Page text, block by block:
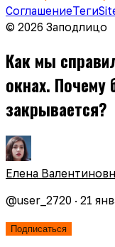
СоглашениеТеги
© 2026 Заподлицо
Как мы
окнах. Почему
закрывается?
Елена
@user_2720 · 21
Подписаться